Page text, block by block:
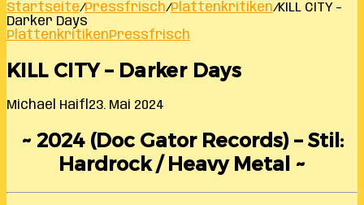
Startseite/Pressfrisch/Plattenkritiken/KILL CITY –
Darker Days
PlattenkritikenPressfrisch
KILL CITY – Darker Days
Michael Haifl 23. Mai 2024
~ 2024 (Doc Gator Records) – Stil:
Hardrock / Heavy Metal ~